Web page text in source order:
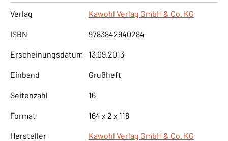
Verlag
Kawohl Verlag GmbH & Co. KG
ISBN 9783842940284
Erscheinungsdatum 13.09.2013
Einband Grußheft
Seitenzahl 16
Format 164 x 2 x 118
Hersteller
Kawohl Verlag GmbH & Co. KG